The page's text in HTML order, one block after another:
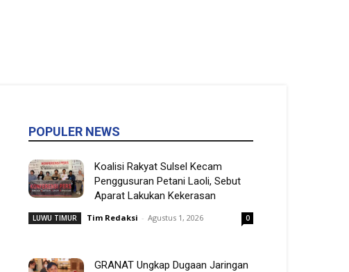
POPULER NEWS
Koalisi Rakyat Sulsel Kecam
Penggusuran Petani Laoli, Sebut
Aparat Lakukan Kekerasan
LUWU TIMUR Tim Redaksi - Agustus 1, 2026 0
GRANAT Ungkap Dugaan Jaringan